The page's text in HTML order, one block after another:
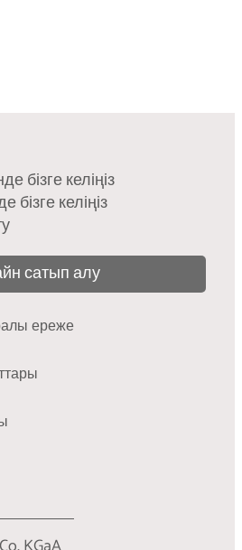
теріден жасалған сүйікті
қажет болғанда не істеу
бізге келіңіз
бізге келіңіз
сатып алу
ереже